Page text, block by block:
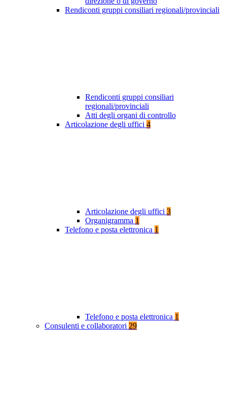
Rendiconti gruppi consiliari regionali/provinciali
Rendiconti gruppi consiliari
regionali/provinciali
Atti degli organi di controllo
Articolazione degli uffici 4
Articolazione degli uffici 3
Organigramma 1
Telefono e posta elettronica 1
Telefono e posta elettronica 1
Consulenti e collaboratori 29